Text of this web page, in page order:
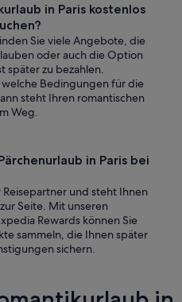
in Paris kostenlos
Sie viele Angebote, die
oder auch die Option
später zu bezahlen.
Bedingungen für die
steht Ihren romantischen
Weg.
in Paris bei
und steht Ihnen
Seite. Mit unseren
Rewards können Sie
sammeln, die Ihnen später
sichern.